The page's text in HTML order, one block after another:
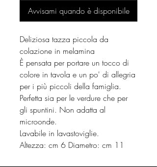
Avvisami quando è disponibile
Deliziosa tazza piccola da
colazione in melamina
È pensata per portare un tocco di
colore in tavola e un po' di allegria
per i più piccoli della famiglia.
Perfetta sia per le verdure che per
gli spuntini. Non adatta al
microonde.
Lavabile in lavastoviglie.
Altezza: cm 6 Diametro: cm 11